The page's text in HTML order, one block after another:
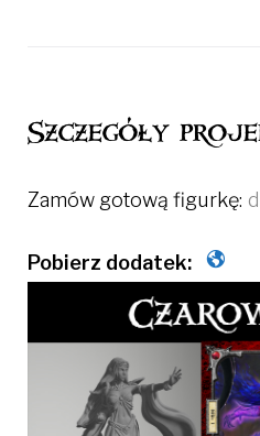
Szczegóły
Zamów gotową figurkę: